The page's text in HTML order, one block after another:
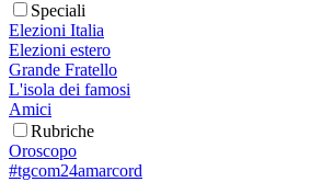
Speciali
Elezioni Italia
Elezioni estero
Grande Fratello
L'isola dei famosi
Amici
Rubriche
Oroscopo
#tgcom24amarcord